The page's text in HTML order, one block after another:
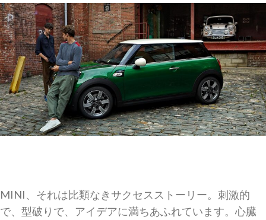
MINI、それは比類なきサクセスストーリー。刺激的
で、型破りで、アイデアに満ちあふれています。心臓